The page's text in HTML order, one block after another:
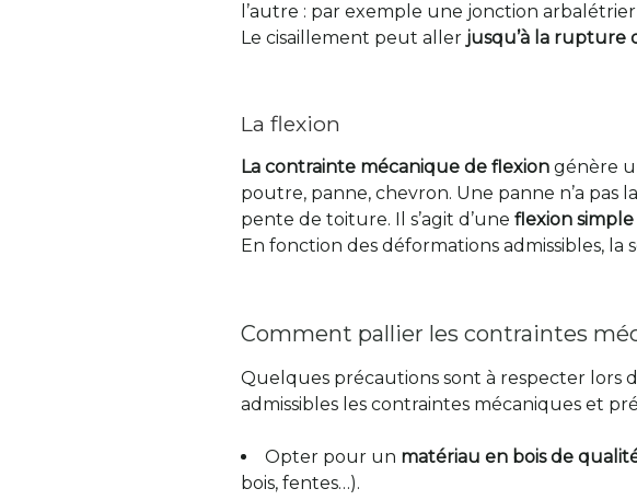
l’autre : par exemple une jonction
Le cisaillement peut aller jusqu’à la rupture
La flexion
La contrainte mécanique de flexion génère
poutre, panne, chevron. Une panne n’a pas
pente de toiture. Il s’agit d’une flexion simple
En fonction des déformations admissibles, la
Comment pallier les contraintes
Quelques précautions sont à respecter lors
admissibles les contraintes mécaniques et
Opter pour un matériau en bois de
bois, fentes…).